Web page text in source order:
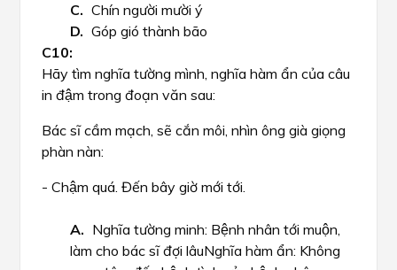
Chín người mười ý
Góp gió thành bão
Hãy tìm nghĩa tường mình, nghĩa hàm ẩn của câu
in đậm trong đoạn văn sau:
Bác sĩ cầm mạch, sẽ cắn môi, nhìn ông già giọng
phàn nàn:
- Chậm quá. Đến bây giờ mới tới.
Nghĩa tường minh: Bệnh nhân tới muộn,
làm cho bác sĩ đợi lâuNghĩa hàm ẩn: Không